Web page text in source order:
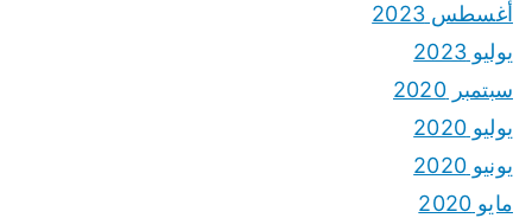
أغسطس 2023
يوليو 2023
سبتمبر 2020
يوليو 2020
يونيو 2020
مايو 2020